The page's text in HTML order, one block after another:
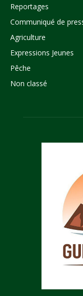
Reportages
Communiqué de
Agriculture
Expressions Jeunes
Pêche
Non classé